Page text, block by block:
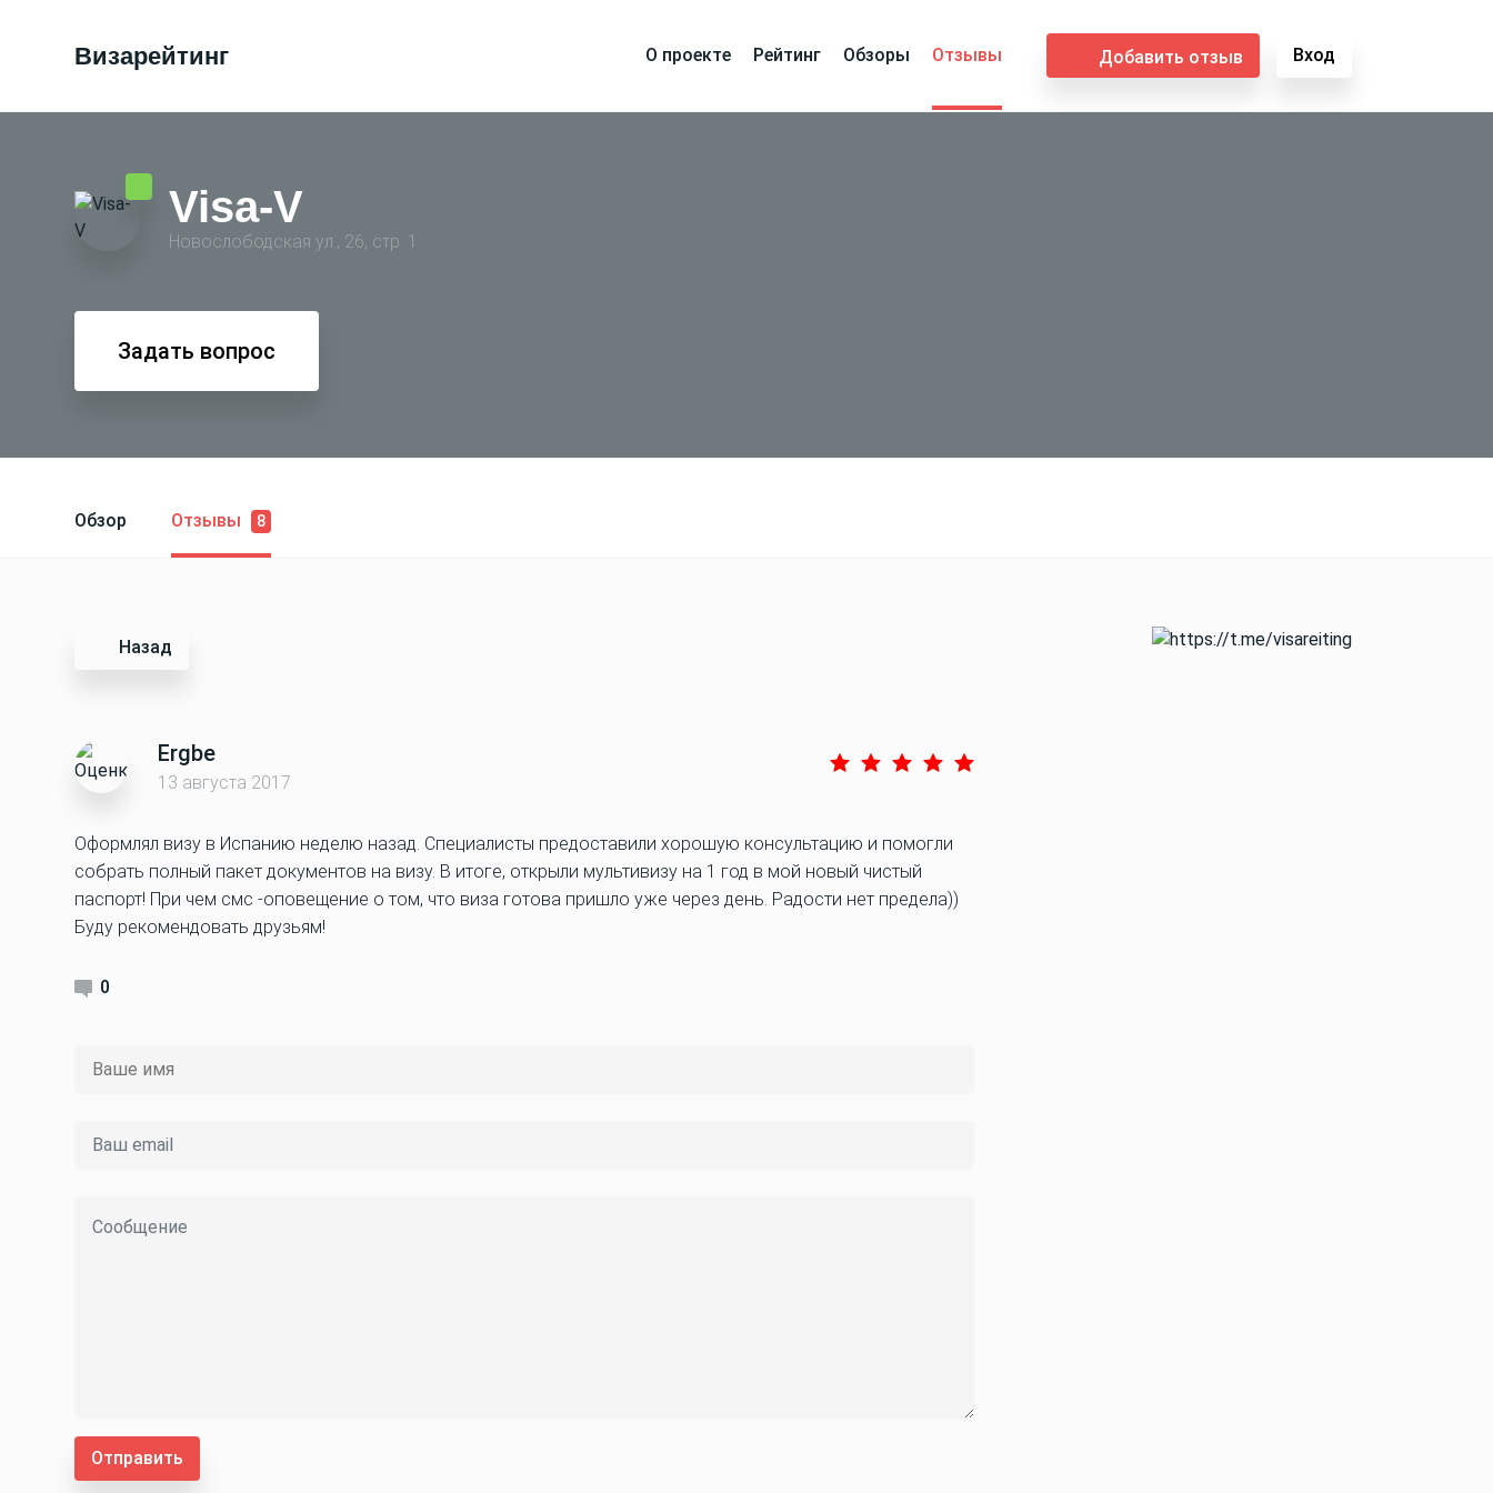
Визарейтинг О проекте Рейтинг Обзоры Отзывы Добавить отзыв Вход
Visa-V
Новослободская ул., 26, стр. 1
Задать вопрос
Обзор Отзывы 8
Назад
Ergbe
13 августа 2017
Оформлял визу в Испанию неделю назад. Специалисты предоставили хорошую консультацию и помогли
собрать полный пакет документов на визу. В итоге, открыли мультивизу на 1 год в мой новый чистый
паспорт! При чем смс -оповещение о том, что виза готова пришло уже через день. Радости нет предела))
Буду рекомендовать друзьям!
0
Отправить